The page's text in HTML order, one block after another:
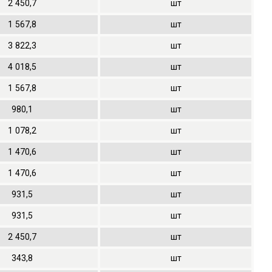
2 450,7 шт
1 567,8 шт
3 822,3 шт
4 018,5 шт
1 567,8 шт
980,1 шт
1 078,2 шт
1 470,6 шт
1 470,6 шт
931,5 шт
931,5 шт
2 450,7 шт
343,8 шт